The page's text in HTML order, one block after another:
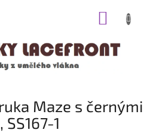
Maze s černými
1